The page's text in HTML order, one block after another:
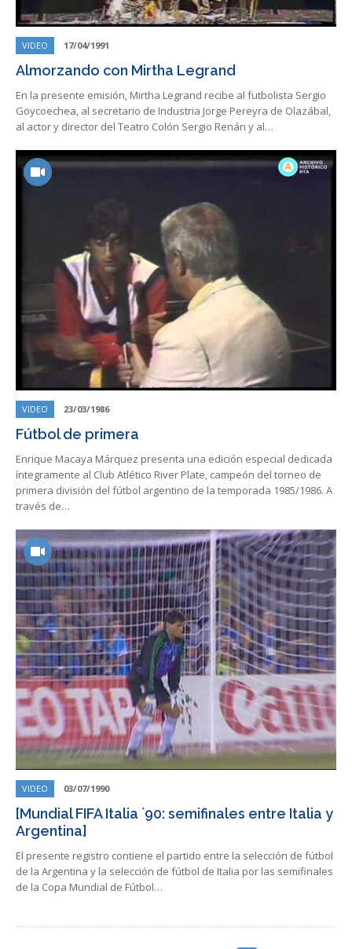
VIDEO 17/04/1991
Almorzando con Mirtha Legrand
En la presente emisión, Mirtha Legrand recibe al futbolista Sergio
Goycoechea, al secretario de Industria Jorge Pereyra de Olazábal,
al actor y director del Teatro Colón Sergio Renán y al…
VIDEO 23/03/1986
Fútbol de primera
Enrique Macaya Márquez presenta una edición especial dedicada
íntegramente al Club Atlético River Plate, campeón del torneo de
primera división del fútbol argentino de la temporada 1985/1986. A
través de…
VIDEO 03/07/1990
[Mundial FIFA Italia ´90: semifinales entre Italia y
Argentina]
El presente registro contiene el partido entre la selección de fútbol
de la Argentina y la selección de fútbol de Italia por las semifinales
de la Copa Mundial de Fútbol…